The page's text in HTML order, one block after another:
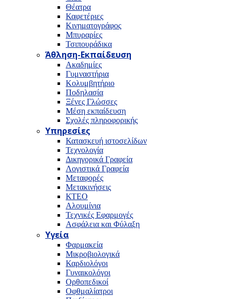
Θέατρα
Καφετέριες
Κινηματογράφος
Μπυραρίες
Τσιπουράδικα
Άθληση-Εκπαίδευση
Ακαδημίες
Γυμναστήρια
Κολυμβητήριο
Ποδηλασία
Ξένες Γλώσσες
Μέση εκπαίδευση
Σχολές πληροφορικής
Υπηρεσίες
Κατασκευή ιστοσελίδων
Τεχνολογία
Δικηγορικά Γραφεία
Λογιστικά Γραφεία
Μεταφορές
Μετακινήσεις
ΚΤΕΟ
Αλουμίνια
Τεχνικές Εφαρμογές
Ασφάλεια και Φύλαξη
Υγεία
Φαρμακεία
Μικροβιολογικά
Καρδιολόγοι
Γυναικολόγοι
Ορθοπεδικοί
Οφθμαλίατροι